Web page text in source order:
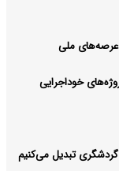
عرصه‌های ملی
خوداجرایی
گردشگری تبدیل می‌کنیم